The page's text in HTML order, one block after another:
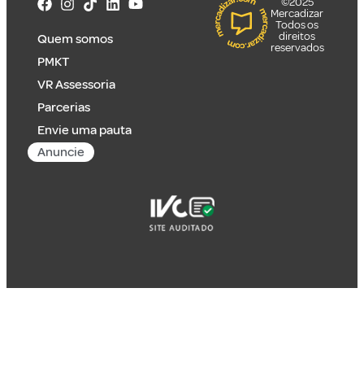
Quem somos
PMKT
VR Assessoria
Parcerias
Envie uma pauta
Anuncie
Mercadizar
Todos os
direitos
reservados